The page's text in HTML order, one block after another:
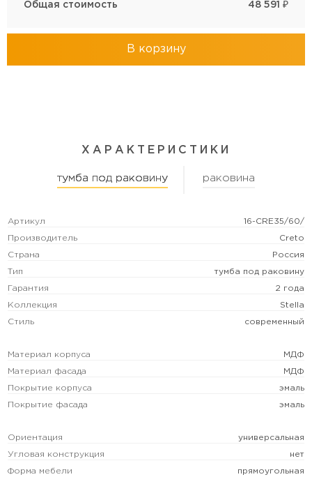
Общая стоимость 48 591 ₽
В корзину
ХАРАКТЕРИСТИКИ
тумба под раковину раковина
Артикул 16-CRE35/60/
Производитель Creto
Страна Россия
Тип тумба под раковину
Гарантия 2 года
Коллекция Stella
Стиль современный
Материал корпуса МДФ
Материал фасада МДФ
Покрытие корпуса эмаль
Покрытие фасада эмаль
Ориентация универсальная
Угловая конструкция нет
Форма мебели прямоугольная